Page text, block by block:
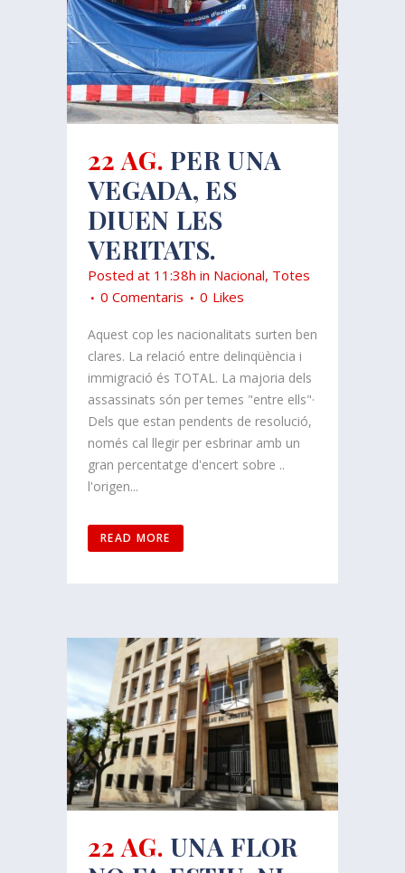
22 AG. PER UNA
VEGADA, ES
DIUEN LES
VERITATS.
Posted at 11:38h in Nacional, Totes
0 Comentaris
0 Likes
Aquest cop les nacionalitats surten ben
clares. La relació entre delinqüència i
immigració és TOTAL. La majoria dels
assassinats són per temes "entre ells"·
Dels que estan pendents de resolució,
només cal llegir per esbrinar amb un
gran percentatge d'encert sobre ..
l'origen...
READ MORE
22 AG. UNA FLOR